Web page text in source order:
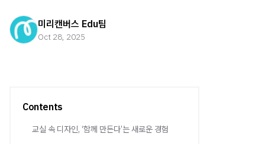
미리캔버스 Edu팀
Oct 28, 2025
Contents
교실 속 디자인, ‘함께 만든다’는 새로운 경험